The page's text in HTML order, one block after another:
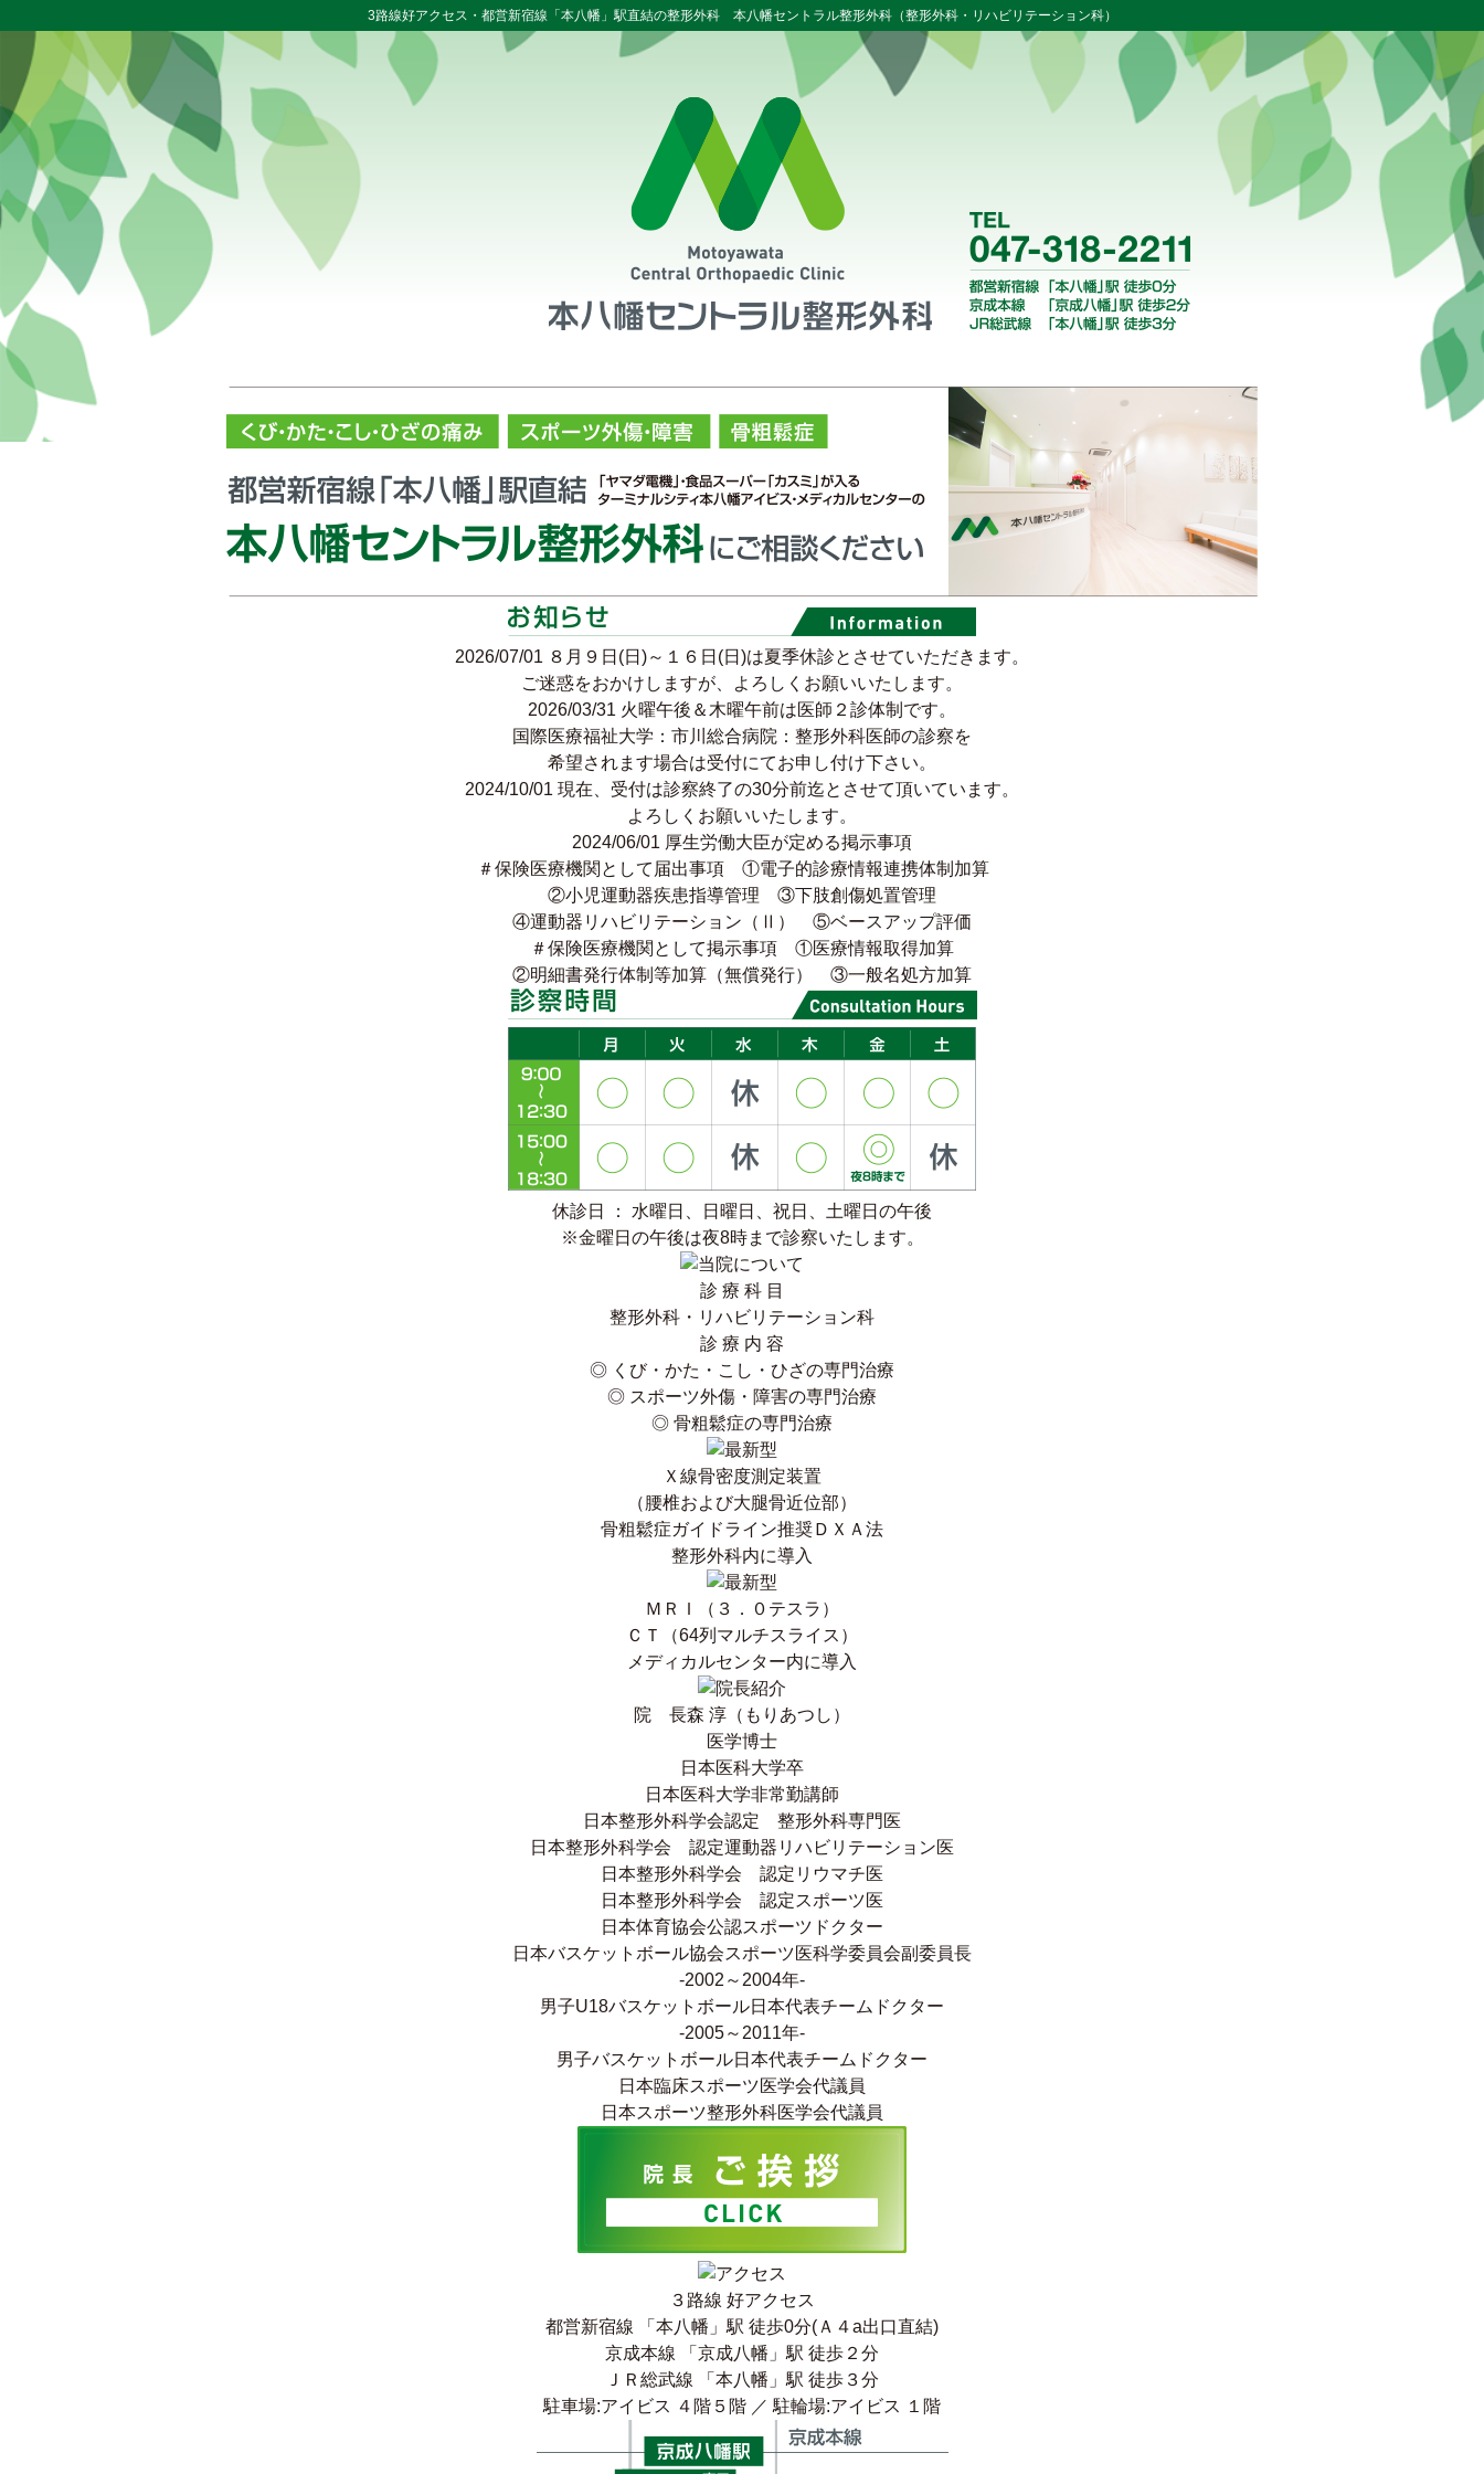
3路線好アクセス・都営新宿線「本八幡」駅直結の整形外科 本八幡セントラル整形外科（整形外科・リハビリテーション科）
2026/07/01 ８月９日(日)～１６日(日)は夏季休診とさせていただきます。
ご迷惑をおかけしますが、よろしくお願いいたします。
2026/03/31 火曜午後＆木曜午前は医師２診体制です。
国際医療福祉大学：市川総合病院：整形外科医師の診察を
希望されます場合は受付にてお申し付け下さい。
2024/10/01 現在、受付は診察終了の30分前迄とさせて頂いています。
よろしくお願いいたします。
2024/06/01 厚生労働大臣が定める掲示事項
＃保険医療機関として届出事項 ①電子的診療情報連携体制加算
②小児運動器疾患指導管理 ③下肢創傷処置管理
④運動器リハビリテーション（Ⅱ） ⑤ベースアップ評価
＃保険医療機関として掲示事項 ①医療情報取得加算
②明細書発行体制等加算（無償発行） ③一般名処方加算
休診日 ： 水曜日、日曜日、祝日、土曜日の午後
※金曜日の午後は夜8時まで診察いたします。
診 療 科 目
整形外科・リハビリテーション科
診 療 内 容
◎ くび・かた・こし・ひざの専門治療
◎ スポーツ外傷・障害の専門治療
◎ 骨粗鬆症の専門治療
Ｘ線骨密度測定装置
（腰椎および大腿骨近位部）
骨粗鬆症ガイドライン推奨ＤＸＡ法
整形外科内に導入
ＭＲＩ（３．０テスラ）
ＣＴ（64列マルチスライス）
メディカルセンター内に導入
院 長森 淳 （もりあつし）
医学博士
日本医科大学卒
日本医科大学非常勤講師
日本整形外科学会認定 整形外科専門医
日本整形外科学会 認定運動器リハビリテーション医
日本整形外科学会 認定リウマチ医
日本整形外科学会 認定スポーツ医
日本体育協会公認スポーツドクター
日本バスケットボール協会スポーツ医科学委員会副委員長
-2002～2004年-
男子U18バスケットボール日本代表チームドクター
-2005～2011年-
男子バスケットボール日本代表チームドクター
日本臨床スポーツ医学会代議員
日本スポーツ整形外科医学会代議員
３路線 好アクセス
都営新宿線 「本八幡」駅 徒歩0分(Ａ４a出口直結)
京成本線 「京成八幡」駅 徒歩２分
ＪＲ総武線 「本八幡」駅 徒歩３分
駐車場:アイビス ４階５階 ／ 駐輪場:アイビス １階